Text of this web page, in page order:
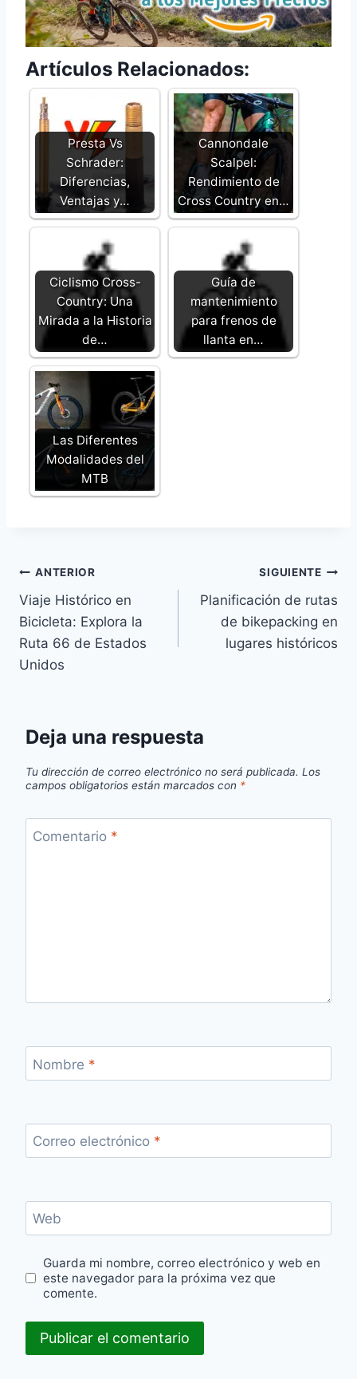
Artículos Relacionados:
Presta Vs
Schrader:
Diferencias,
Ventajas y…
Cannondale
Scalpel:
Rendimiento de
Cross Country en…
Ciclismo Cross-
Country: Una
Mirada a la Historia
de…
Guía de
mantenimiento
para frenos de
llanta en…
Las Diferentes
Modalidades del
MTB
Navegación
de
entradas
ANTERIOR
Viaje Histórico en
Bicicleta: Explora la
Ruta 66 de Estados
Unidos
SIGUIENTE
Planificación de rutas
de bikepacking en
lugares históricos
Deja una respuesta
Tu dirección de correo electrónico no será publicada. Los
campos obligatorios están marcados con *
Comentario *
Nombre *
Correo electrónico *
Web
Guarda mi nombre, correo electrónico y web en
este navegador para la próxima vez que
comente.